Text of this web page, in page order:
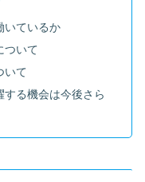
いているか
ついて
いて
る機会は今後さら